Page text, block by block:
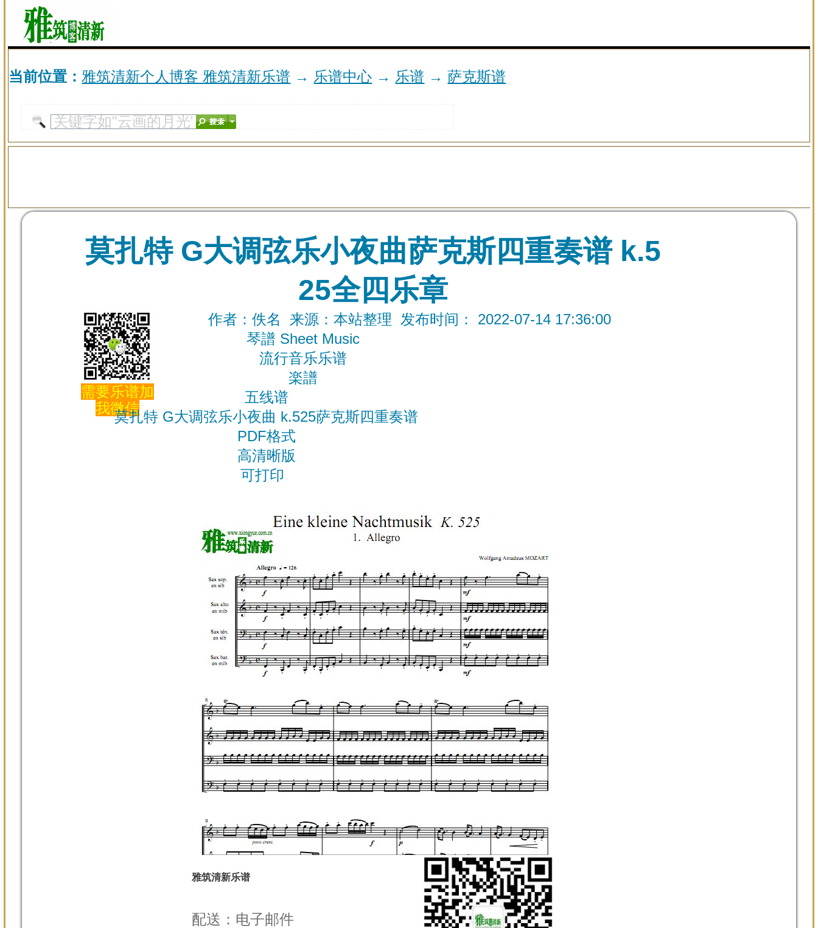
当前位置： 雅筑清新个人博客 雅筑清新乐谱 → 乐谱中心 → 乐谱 →萨克斯谱
莫扎特 G大调弦乐小夜曲萨克斯四重奏谱 k.5
25全四乐章
作者：佚名 来源：本站整理 发布时间： 2022-07-14 17:36:00
需要乐谱加
我微信
琴譜 Sheet Music
流行音乐乐谱
楽譜
五线谱
莫扎特 G大调弦乐小夜曲 k.525萨克斯四重奏谱
PDF格式
高清晰版
可打印
雅筑清新乐谱
配送：电子邮件